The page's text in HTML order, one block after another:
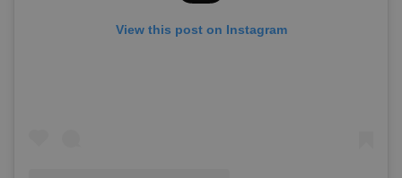
View this post on Instagram